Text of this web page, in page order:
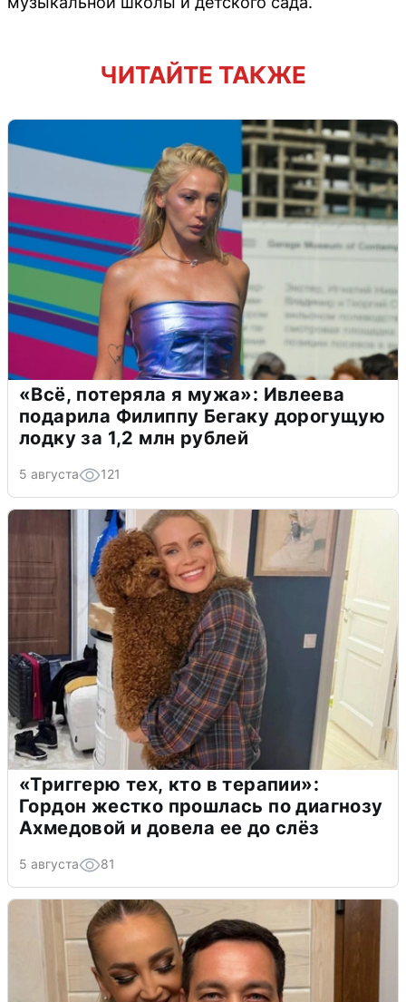
ЧИТАЙТЕ ТАКЖЕ
«Всё, потеряла я мужа»: Ивлеева
подарила Филиппу Бегаку дорогущую
лодку за 1,2 млн рублей
5 августа 121
«Триггерю тех, кто в терапии»:
Гордон жестко прошлась по диагнозу
Ахмедовой и довела ее до слёз
5 августа 81